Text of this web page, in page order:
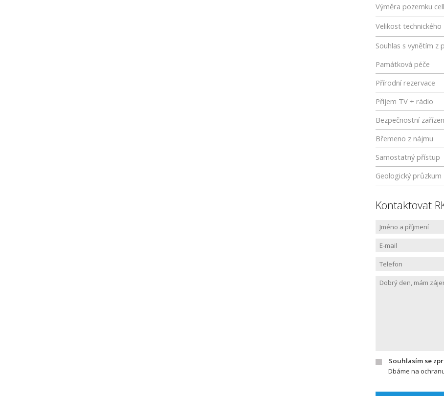
Výměra pozemku
Velikost technického
Souhlas s vynětím z
Památková péče
Přírodní rezervace
Příjem TV + rádio
Bezpečnostní
Břemeno z nájmu
Samostatný přístup
Geologický průzkum
Kontaktovat
Souhlasím se
Dbáme na